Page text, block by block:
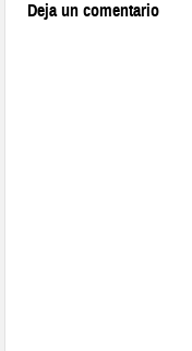
Deja un comentario